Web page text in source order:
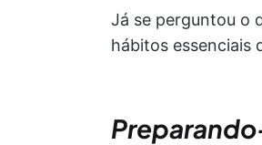
Já se perguntou o
hábitos essenciais